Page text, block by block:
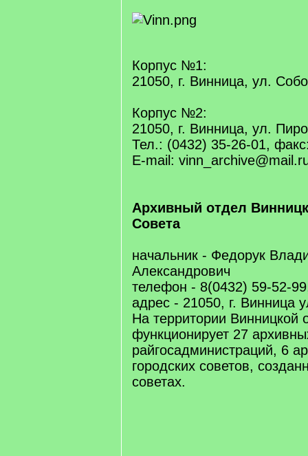
Корпус №1:
21050, г. Винница, ул.
Корпус №2:
21050, г. Винница, ул.
Тел.: (0432) 35-26-01,
E-mail:
Архивный отдел
Совета
начальник - Федорук
Александрович
телефон - 8(0432) 59-52-
адрес - 21050, г. Винница
На территории Винницкой
функционирует 27
райгосадминистраций, 6
городских советов,
советах.